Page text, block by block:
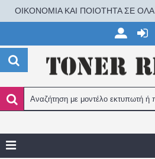
ΟΙΚΟΝΟΜΙΑ ΚΑΙ ΠΟΙΟΤΗΤΑ ΣΕ ΟΛΑ